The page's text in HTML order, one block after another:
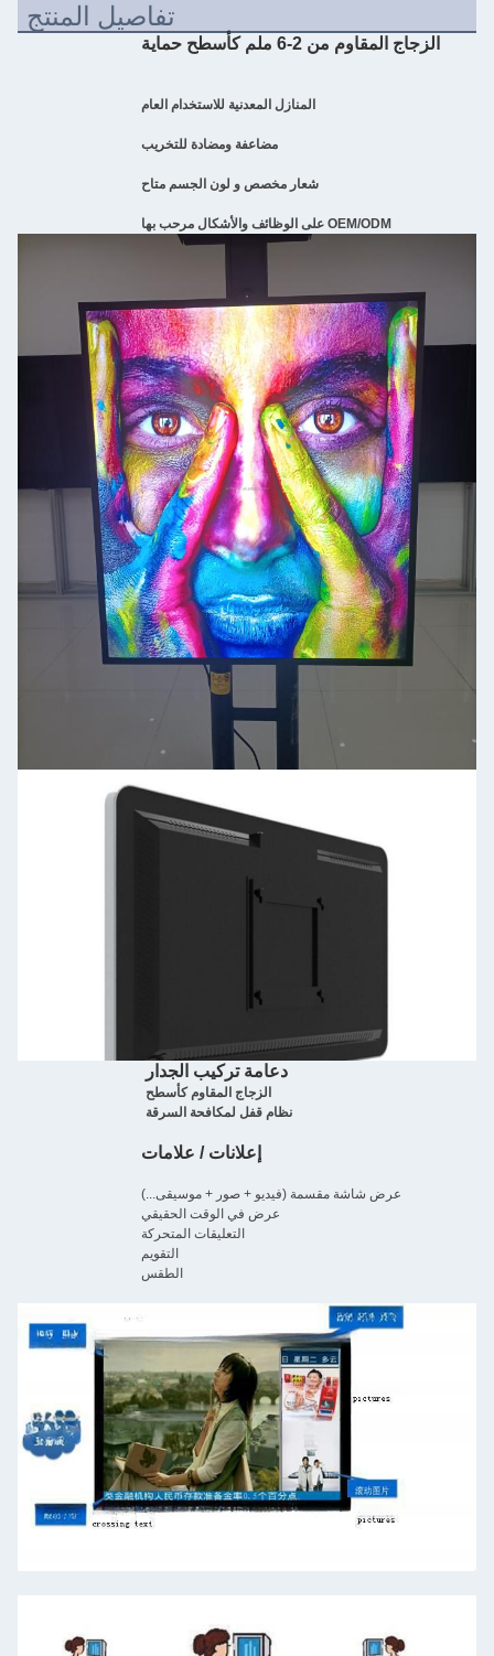
تفاصيل المنتج
الزجاج المقاوم من 2-6 ملم كأسطح حماية
المنازل المعدنية للاستخدام العام
مضاعفة ومضادة للتخريب
شعار مخصص و لون الجسم متاح
OEM/ODM على الوظائف والأشكال مرحب بها
دعامة تركيب الجدار
الزجاج المقاوم كأسطح
نظام قفل لمكافحة السرقة
إعلانات / علامات
عرض شاشة مقسمة (فيديو + صور + موسيقى...)
عرض في الوقت الحقيقي
التعليقات المتحركة
التقويم
الطقس